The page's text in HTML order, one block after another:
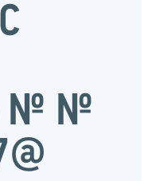
№ №